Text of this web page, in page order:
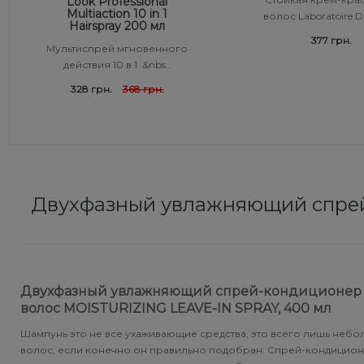
Multiaction 10 in 1
Hairspray 200 мл
Мультиспрей мгновенного
действия 10 в 1 &nbs..
328 грн.
368 грн.
волос Laboratoire
377 грн.
Двухфазный увлажняющий
Двухфазный увлажняющий спрей-кондиционер
волос MOISTURIZING LEAVE-IN SPRAY, 400 мл
Шампунь это не все ухаживающие средства, это всего лишь
волос, если конечно он правильно подобран. Спрей-
Средства от перхоти
Сыворотка, флюид для волос
Subtil Color Lab Instant Detox - Серия детокс для кожи
головы
Subtil Color Lab Maitrise Parfaite – Серия для кучерявых
Subtil Color Lab Volume Intense – Серия для объема
Subtil Design Lab - Серия для максимального
сохранения цвета волос
Revlon Professional
Schwarzkopf Professional
Termix
Tico Professional